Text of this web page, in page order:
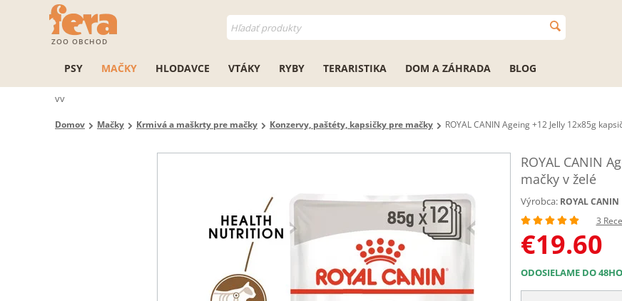
ZOO OBCHOD
PSY MAČKY HLODAVCE VTÁKY RYBY TERARISTIKA DOM A ZÁHRADA BLOG
vv
Domov Mačky Krmivá a maškrty pre mačky Konzervy, paštéty, kapsičky pre mačky ROYAL CANIN Ageing +12 Jelly 12x85g
ROYAL CANIN
mačky v želé
Výrobca: ROYAL CANIN
3
€19.60
ODOSIELAME DO